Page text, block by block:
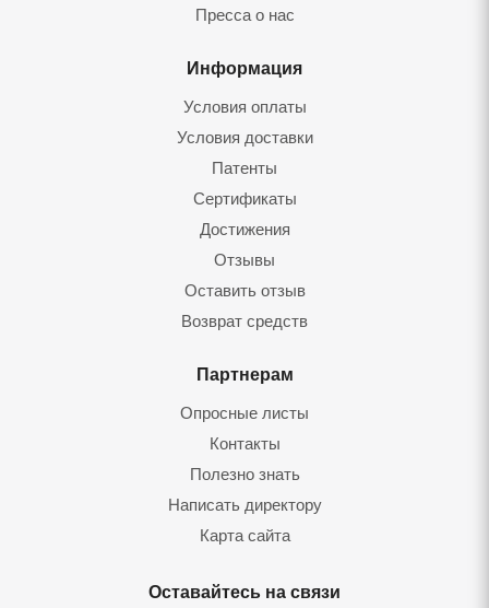
Пресса о нас
Информация
Условия оплаты
Условия доставки
Патенты
Сертификаты
Достижения
Отзывы
Оставить отзыв
Возврат средств
Партнерам
Опросные листы
Контакты
Полезно знать
Написать директору
Карта сайта
Оставайтесь на связи